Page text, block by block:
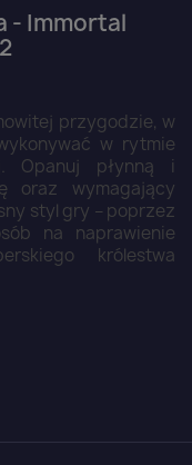
- Immortal
przygodzie, w
w rytmie
Opanuj płynną i
oraz wymagający
styl gry – poprzez
na naprawienie
królestwa